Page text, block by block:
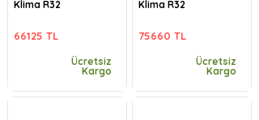
Klima R32
66125 TL
Ücretsiz
Kargo
Klima R32
75660 TL
Ücretsiz
Kargo